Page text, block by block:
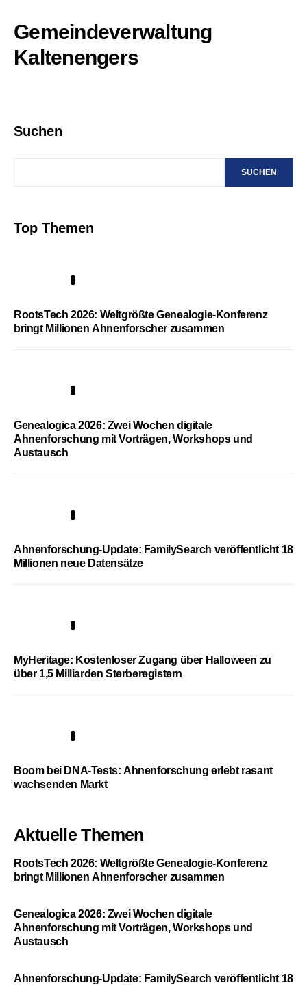
Gemeindeverwaltung
Kaltenengers
Suchen
SUCHEN
Top Themen
RootsTech 2026: Weltgrößte Genealogie-Konferenz
bringt Millionen Ahnenforscher zusammen
Genealogica 2026: Zwei Wochen digitale
Ahnenforschung mit Vorträgen, Workshops und
Austausch
Ahnenforschung-Update: FamilySearch veröffentlicht 18
Millionen neue Datensätze
MyHeritage: Kostenloser Zugang über Halloween zu
über 1,5 Milliarden Sterberegistern
Boom bei DNA-Tests: Ahnenforschung erlebt rasant
wachsenden Markt
Aktuelle Themen
RootsTech 2026: Weltgrößte Genealogie-Konferenz
bringt Millionen Ahnenforscher zusammen
Genealogica 2026: Zwei Wochen digitale
Ahnenforschung mit Vorträgen, Workshops und
Austausch
Ahnenforschung-Update: FamilySearch veröffentlicht 18